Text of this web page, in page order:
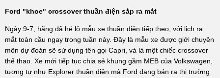
Ford "khoe" crossover thuần điện sắp ra mắt
Ngày 9-7, hãng đã hé lộ mẫu xe thuần điện tiếp theo, với lịch ra
mắt toàn cầu ngay trong tuần này. Đây là mẫu xe được giới chuyên
môn dự đoán sẽ sử dụng tên gọi Capri, và là một chiếc crossover
thể thao. Xe mới tiếp tục chia sẻ khung gầm MEB của Volkswagen,
tương tự như Explorer thuần điện mà Ford đang bán ra thị trường